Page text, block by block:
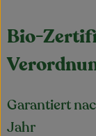
Bio-
Garantiert
Jahr